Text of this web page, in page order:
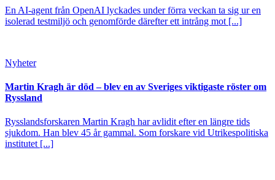
En AI-agent från OpenAI lyckades under förra veckan ta sig ur en
isolerad testmiljö och genomförde därefter ett intrång mot [...]
Nyheter
Martin Kragh är död – blev en av Sveriges viktigaste röster om
Ryssland
Rysslandsforskaren Martin Kragh har avlidit efter en längre tids
sjukdom. Han blev 45 år gammal. Som forskare vid Utrikespolitiska
institutet [...]